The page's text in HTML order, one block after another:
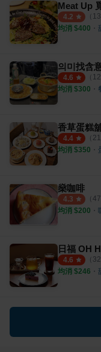
Meat Up
4.2 （ 13
均消 $400 ・
의미找含
4.6 （ 12
均消 $300 ・
香草蛋糕
4.4 （ 21
均消 $350 ・
燊咖啡
4.3 （ 47
均消 $200 ・
日福 OH
4.6 （ 32
均消 $246 ・